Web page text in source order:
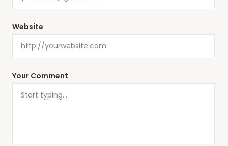
Your Comment
Website